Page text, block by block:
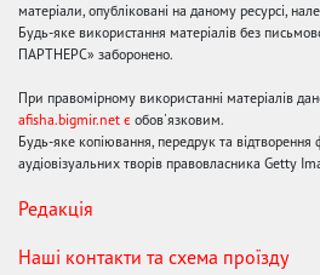
матеріали, опубліковані на даному ресурсі,
Будь-яке використання матеріалів без
ПАРТНЕРС» заборонено.
При правомірному використанні матеріалів
afisha.bigmir.net є обов'язковим.
Будь-яке копіювання, передрук та відтворення
аудіовізуальних творів правовласника Getty
Редакція
Наші контакти та схема проїзду